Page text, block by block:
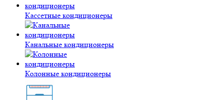
Кассетные кондиционеры
Канальные кондиционеры
Колонные кондиционеры